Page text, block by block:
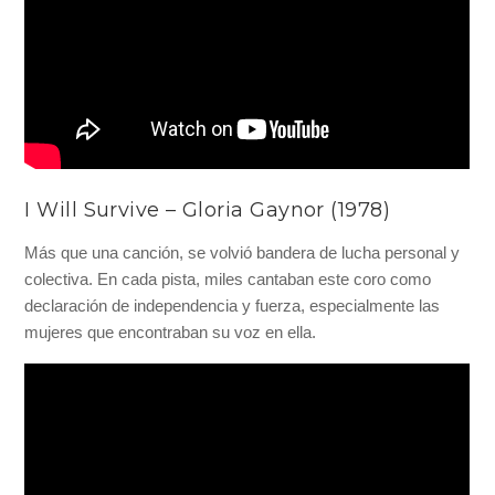
I Will Survive – Gloria Gaynor (1978)
Más que una canción, se volvió bandera de lucha personal y
colectiva. En cada pista, miles cantaban este coro como
declaración de independencia y fuerza, especialmente las
mujeres que encontraban su voz en ella.